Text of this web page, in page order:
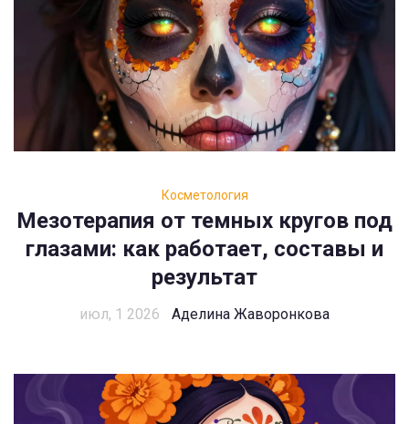
Косметология
Мезотерапия от темных кругов под
глазами: как работает, составы и
результат
июл, 1 2026 Аделина Жаворонкова